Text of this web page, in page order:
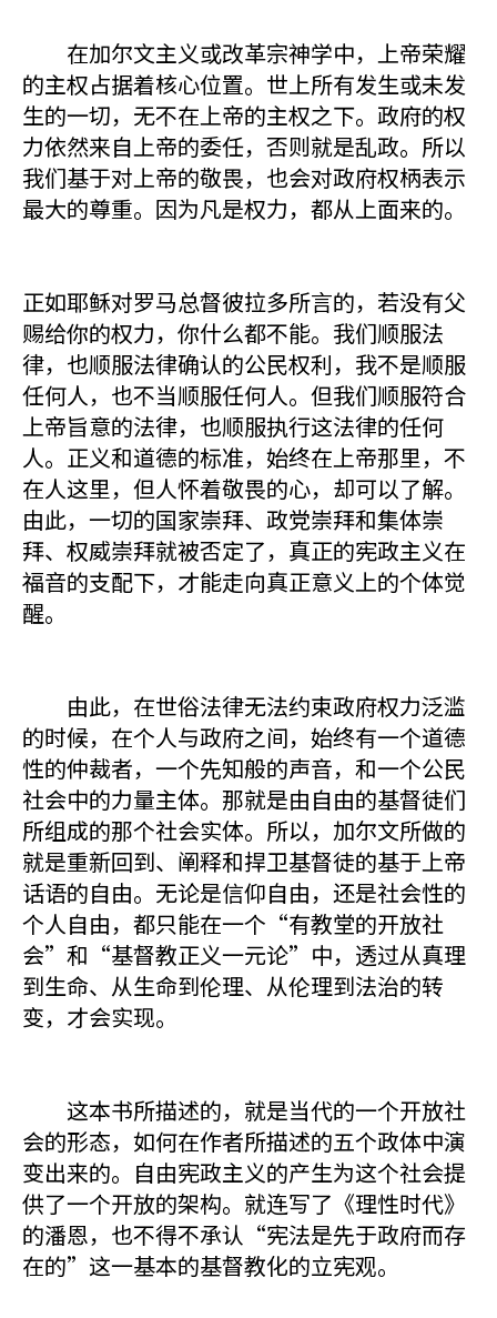
在加尔文主义或改革宗神学中，上帝荣耀
的主权占据着核心位置。世上所有发生或未发
生的一切，无不在上帝的主权之下。政府的权
力依然来自上帝的委任，否则就是乱政。所以
我们基于对上帝的敬畏，也会对政府权柄表示
最大的尊重。因为凡是权力，都从上面来的。
正如耶稣对罗马总督彼拉多所言的，若没有父
赐给你的权力，你什么都不能。我们顺服法
律，也顺服法律确认的公民权利，我不是顺服
任何人，也不当顺服任何人。但我们顺服符合
上帝旨意的法律，也顺服执行这法律的任何
人。正义和道德的标准，始终在上帝那里，不
在人这里，但人怀着敬畏的心，却可以了解。
由此，一切的国家崇拜、政党崇拜和集体崇
拜、权威崇拜就被否定了，真正的宪政主义在
福音的支配下，才能走向真正意义上的个体觉
醒。
由此，在世俗法律无法约束政府权力泛滥
的时候，在个人与政府之间，始终有一个道德
性的仲裁者，一个先知般的声音，和一个公民
社会中的力量主体。那就是由自由的基督徒们
所组成的那个社会实体。所以，加尔文所做的
就是重新回到、阐释和捍卫基督徒的基于上帝
话语的自由。无论是信仰自由，还是社会性的
个人自由，都只能在一个“有教堂的开放社
会”和“基督教正义一元论”中，透过从真理
到生命、从生命到伦理、从伦理到法治的转
变，才会实现。
这本书所描述的，就是当代的一个开放社
会的形态，如何在作者所描述的五个政体中演
变出来的。自由宪政主义的产生为这个社会提
供了一个开放的架构。就连写了《理性时代》
的潘恩，也不得不承认“宪法是先于政府而存
在的”这一基本的基督教化的立宪观。